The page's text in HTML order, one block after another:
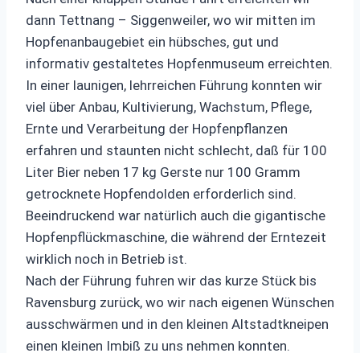
dann Tettnang – Siggenweiler, wo wir mitten im
Hopfenanbaugebiet ein hübsches, gut und
informativ gestaltetes Hopfenmuseum erreichten.
In einer launigen, lehrreichen Führung konnten wir
viel über Anbau, Kultivierung, Wachstum, Pflege,
Ernte und Verarbeitung der Hopfenpflanzen
erfahren und staunten nicht schlecht, daß für 100
Liter Bier neben 17 kg Gerste nur 100 Gramm
getrocknete Hopfendolden erforderlich sind.
Beeindruckend war natürlich auch die gigantische
Hopfenpflückmaschine, die während der Erntezeit
wirklich noch in Betrieb ist.
Nach der Führung fuhren wir das kurze Stück bis
Ravensburg zurück, wo wir nach eigenen Wünschen
ausschwärmen und in den kleinen Altstadtkneipen
einen kleinen Imbiß zu uns nehmen konnten.